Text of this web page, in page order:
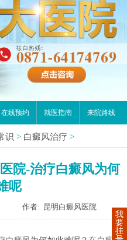
在线预约 就医指南 来院路线
识 > 白癜风治疗 >
院-治疗白癜风为何
呢
作者: 昆明白癜风医院
我
要
挂